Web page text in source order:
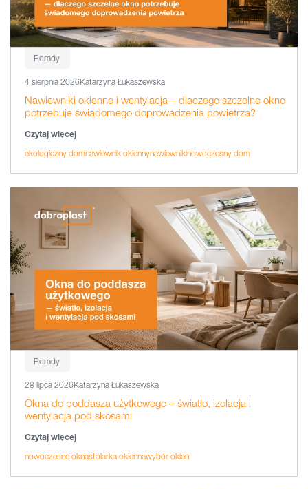
Porady
4 sierpnia 2026Katarzyna Łukaszewska
Nawiewniki okienne i wentylacja – dlaczego szczelne okno
potrzebuje świadomego doprowadzenia powietrza?
Czytaj więcej
ekologiczny domnawiewnik okiennynawiewnikinowoczesny dom
Porady
28 lipca 2026Katarzyna Łukaszewska
Okna do poddasza użytkowego – światło, izolacja i
wentylacja pod skosami
Czytaj więcej
nowoczesne oknastolarka okiennawybór okien